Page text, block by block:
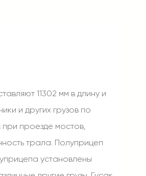
11302 мм в длину и
и других грузов по
при проезде мостов,
трала. Полуприцеп
установлены